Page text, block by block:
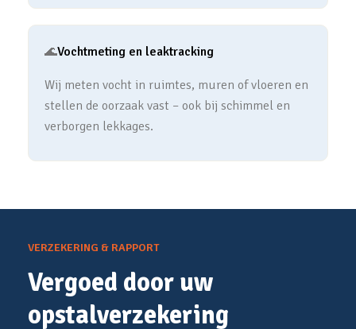
🌊Vochtmeting en leaktracking
Wij meten vocht in ruimtes, muren of vloeren en
stellen de oorzaak vast – ook bij schimmel en
verborgen lekkages.
VERZEKERING & RAPPORT
Vergoed door uw
opstalverzekering